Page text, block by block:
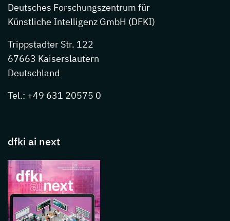
Deutsches Forschungszentrum für
Künstliche Intelligenz GmbH (DFKI)
Trippstadter Str. 122
67663 Kaiserslautern
Deutschland
Tel.: +49 631 20575 0
dfki ai next